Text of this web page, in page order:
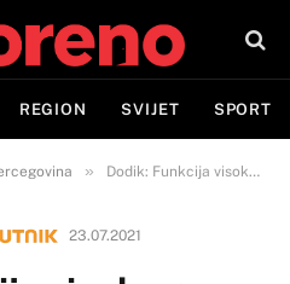
REGION SVIJET SPORT
» Dodik: Funkcija visokog predstavnika prestala da postoji
23.07.2021